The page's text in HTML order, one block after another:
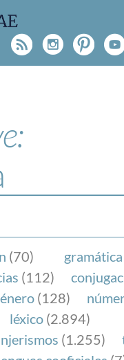
Rss
patrocinada por la
cuyo objetivo es
medios de
(70) gramática
(112)
(128)
léxico (2.894)
(1.255)